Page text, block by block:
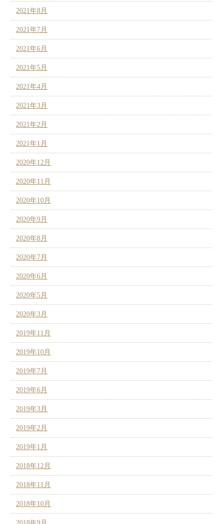
2021年8月
2021年7月
2021年6月
2021年5月
2021年4月
2021年3月
2021年2月
2021年1月
2020年12月
2020年11月
2020年10月
2020年9月
2020年8月
2020年7月
2020年6月
2020年5月
2020年3月
2019年11月
2019年10月
2019年7月
2019年6月
2019年3月
2019年2月
2019年1月
2018年12月
2018年11月
2018年10月